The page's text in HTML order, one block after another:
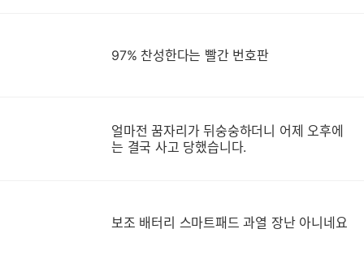
97% 찬성한다는 빨간 번호판
얼마전 꿈자리가 뒤숭숭하더니 어제 오후에
는 결국 사고 당했습니다.
보조 배터리 스마트패드 과열 장난 아니네요